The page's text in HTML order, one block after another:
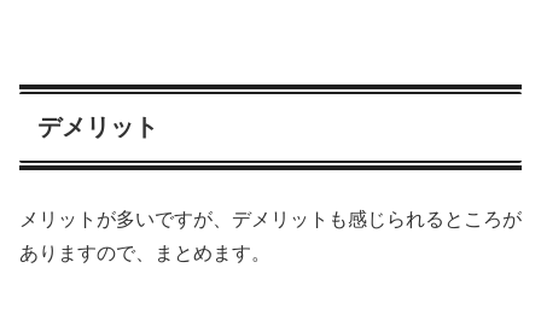
デメリット
メリットが多いですが、デメリットも感じられるところが
ありますので、まとめます。